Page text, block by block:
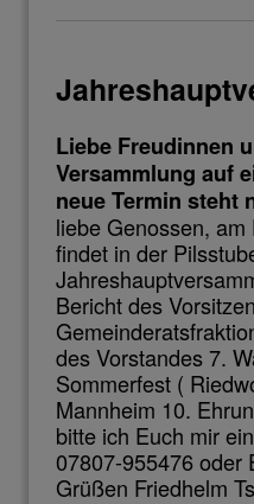
Liebe Freudinnen
Versammlung auf
neue Termin steht
liebe Genossen,
findet in der
Bericht des
des Vorstandes 7.
Sommerfest (
Mannheim 10.
bitte ich Euch mir
07807-955476 oder
Grüßen Friedhelm